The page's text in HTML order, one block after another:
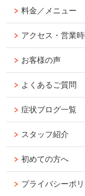
料金／メニュー
アクセス・営業
お客様の声
よくあるご質問
症状ブログ一覧
スタッフ紹介
初めての方へ
プライバシーポ